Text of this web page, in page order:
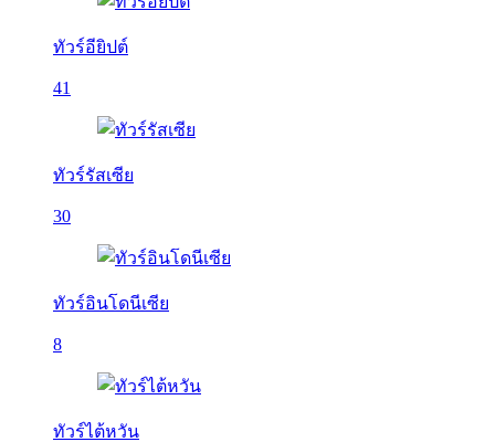
ทัวร์อียิปต์
41
ทัวร์รัสเซีย
30
ทัวร์อินโดนีเซีย
8
ทัวร์ไต้หวัน